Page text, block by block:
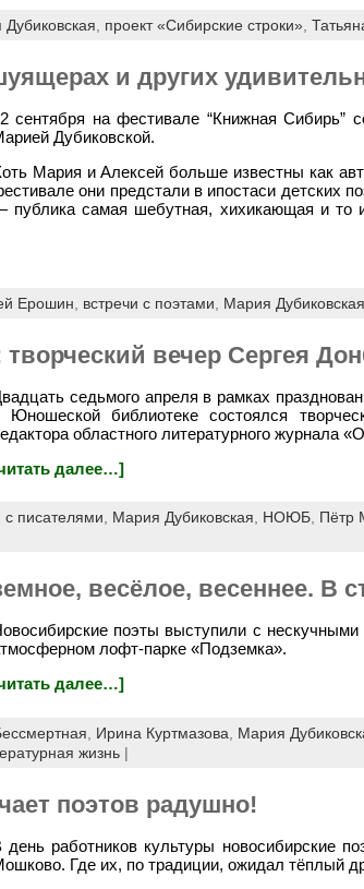
проект «Сибирские строки»,
и других
сентября на фестивале “Книжная
Дубиковской.
Мария и Алексей больше известны как
они предстали в ипостаси детских
публика самая шебутная, хихикающая и то
Ерошин встречи с поэтами Мария Дубиковская
вечер Сергея
седьмого апреля в рамках
Юношеской библиотеке состоялся
областного литературного журнала
далее…]
с писателями Мария Дубиковская НОЮБ, Пётр
весёлое, весеннее. В
поэты выступили с
лофт-парке «Подземка».
далее…]
Ирина Куртмазова Мария
жизнь|
поэтов радушно!
день работников культуры новосибирские
Где их, по традиции, ожидал тёплый